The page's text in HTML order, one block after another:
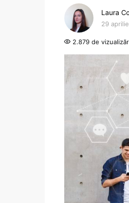
Laura
29
2.879 de